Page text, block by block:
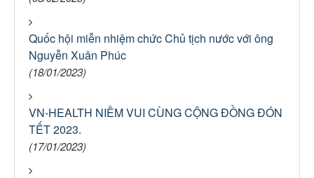
Quốc hội miễn nhiệm chức Chủ tịch nước với ông
Nguyễn Xuân Phúc
(18/01/2023)
VN-HEALTH NIỀM VUI CÙNG CỘNG ĐỒNG ĐÓN
TẾT 2023.
(17/01/2023)